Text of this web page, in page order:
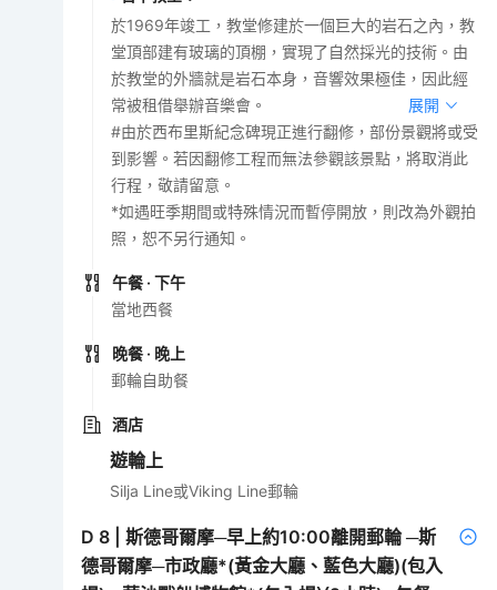
於1969年竣工，教堂修建於一個巨大的岩石之內，教
堂頂部建有玻璃的頂棚，實現了自然採光的技術。由
於教堂的外牆就是岩石本身，音響效果極佳，因此經
常被租借舉辦音樂會。
展開
#由於西布里斯紀念碑現正進行翻修，部份景觀將或受
到影響。若因翻修工程而無法參觀該景點，將取消此
行程，敬請留意。
*如遇旺季期間或特殊情況而暫停開放，則改為外觀拍
照，恕不另行通知。
午餐 · 下午
當地西餐
晚餐 · 晚上
郵輪自助餐
酒店
遊輪上
Silja Line或Viking Line郵輪
D 8 |斯德哥爾摩─早上約10:00離開郵輪 ─斯
德哥爾摩─市政廳*(黃金大廳、藍色大廳)(包入